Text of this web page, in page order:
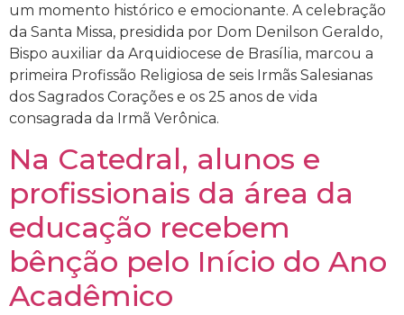
um momento histórico e emocionante. A celebração
da Santa Missa, presidida por Dom Denilson Geraldo,
Bispo auxiliar da Arquidiocese de Brasília, marcou a
primeira Profissão Religiosa de seis Irmãs Salesianas
dos Sagrados Corações e os 25 anos de vida
consagrada da Irmã Verônica.
Na Catedral, alunos e
profissionais da área da
educação recebem
bênção pelo Início do Ano
Acadêmico